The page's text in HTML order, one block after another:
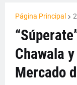
Página Principal
Chawala
Mercado